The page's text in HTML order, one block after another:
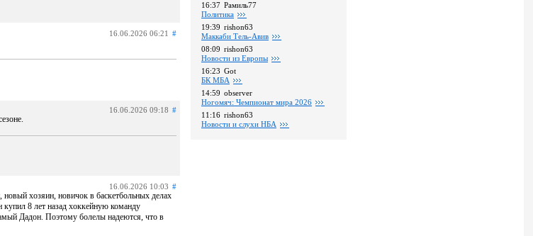
16.06.2026 06:21 #
16.06.2026 09:18 #
16.06.2026 10:03 #
хозяин, новичок в баскетбольных делах
8 лет назад хоккейную команду
Дадон. Поэтому болелы надеются, что в
16:37 Рамиль77
Политика
19:39 rishon63
Маккаби Тель-Авив
08:09 rishon63
Новости из Европы
16:23 Got
БК МБА
14:59 observer
Ногомяч: Чемпионат мира 2026
11:16 rishon63
Новости и слухи НБА